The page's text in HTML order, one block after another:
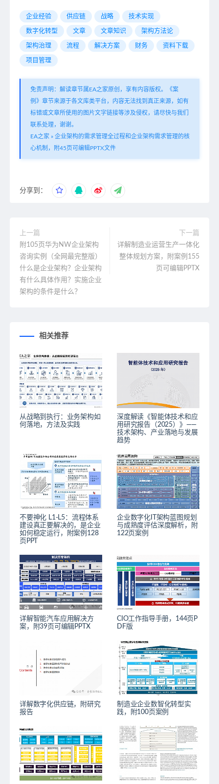
企业经验 供应链 战略 技术实现
数字化转型 文章 文章知识 架构方法论
架构治理 流程 解决方案 财务 资料下载
项目管理
免责声明：解读章节属EA之家原创，享有内容版权。《案
例》章节来源于各文库类平台，内容无法找到真正来源，如有
标错或文章所使用的图片文字链接等涉及侵权，请尽快与我们
联系处理，谢谢。
EA之家 » 企业架构的需求管理全过程和企业架构需求管理的核
心机制，附45页可编辑PPTX文件
分享到：
上一篇
附105页华为NW企业架构
咨询实例（全网最完整版）
什么是企业架构？企业架构
有什么具体作用？实施企业
架构的条件是什么？
下一篇
详解制造业运营生产一体化
整体规划方案，附案例155
页可编辑PPTX
相关推荐
从战略到执行：业务架构如
何落地，方法及实践
深度解读《智能体技术和应
用研究报告（2025）》——
技术架构、产业落地与发展
趋势
不要神化 L1-L5：流程体系
建设真正要解决的，是企业
如何稳定运行，附案例128
页PPT
企业数字化IT架构蓝图规划
与成熟度评估深度解析，附
122页案例
详解智能汽车应用解决方
案，附39页可编辑PPTX
CIO工作指导手册，144页P
DF版
详解数字化供应链，附研究
报告
制造业企业数智化转型实
践，附100页案例